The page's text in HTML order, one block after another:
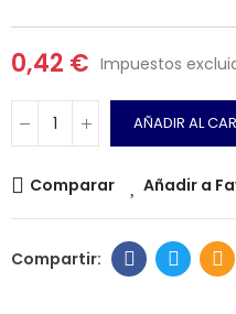
0,42 € Impuestos
AÑADIR AL
Comparar Añadir a